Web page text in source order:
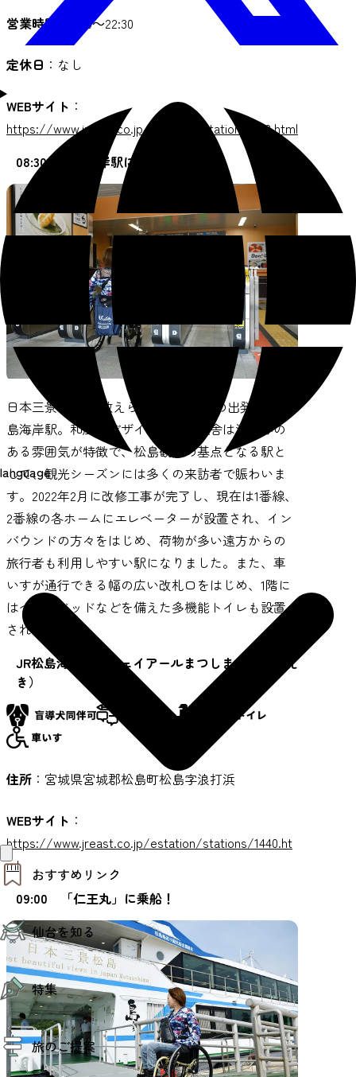
language
おすすめリンク
モデルコース
エリアガイド
お知らせ
お得なチケット
仙台を知る
仙台の魅力
エリアガイド
復興に向けて
仙台観光PR動画ライブラリー
仙台から行く東北周遊旅
伝統的工芸品
特集
特集
夜時間トピックス
旅のご提案
営業時間 ：5:00～22:30
定休日 ：なし
WEBサイト ：
https://www.jreast.co.jp/estation/stations/913.html
08:30 松島海岸駅に到着
日本三景の1つに数えられる松島観光の出発点、松
島海岸駅。和風にデザインされた駅舎は温かみの
ある雰囲気が特徴で、松島観光の基点となる駅と
して、観光シーズンには多くの来訪者で賑わいま
す。2022年2月に改修工事が完了し、現在は1番線、
2番線の各ホームにエレベーターが設置され、イン
バウンドの方々をはじめ、荷物が多い遠方からの
旅行者も利用しやすい駅になりました。また、車
いすが通行できる幅の広い改札口をはじめ、1階に
はベビーベッドなどを備えた多機能トイレも設置
されています。
JR松島海岸駅（ジェイアールまつしまかいがんえ
き）
住所 ：宮城県宮城郡松島町松島字浪打浜
WEBサイト ：
https://www.jreast.co.jp/estation/stations/1440.ht
ml
09:00 「仁王丸」に乗船！